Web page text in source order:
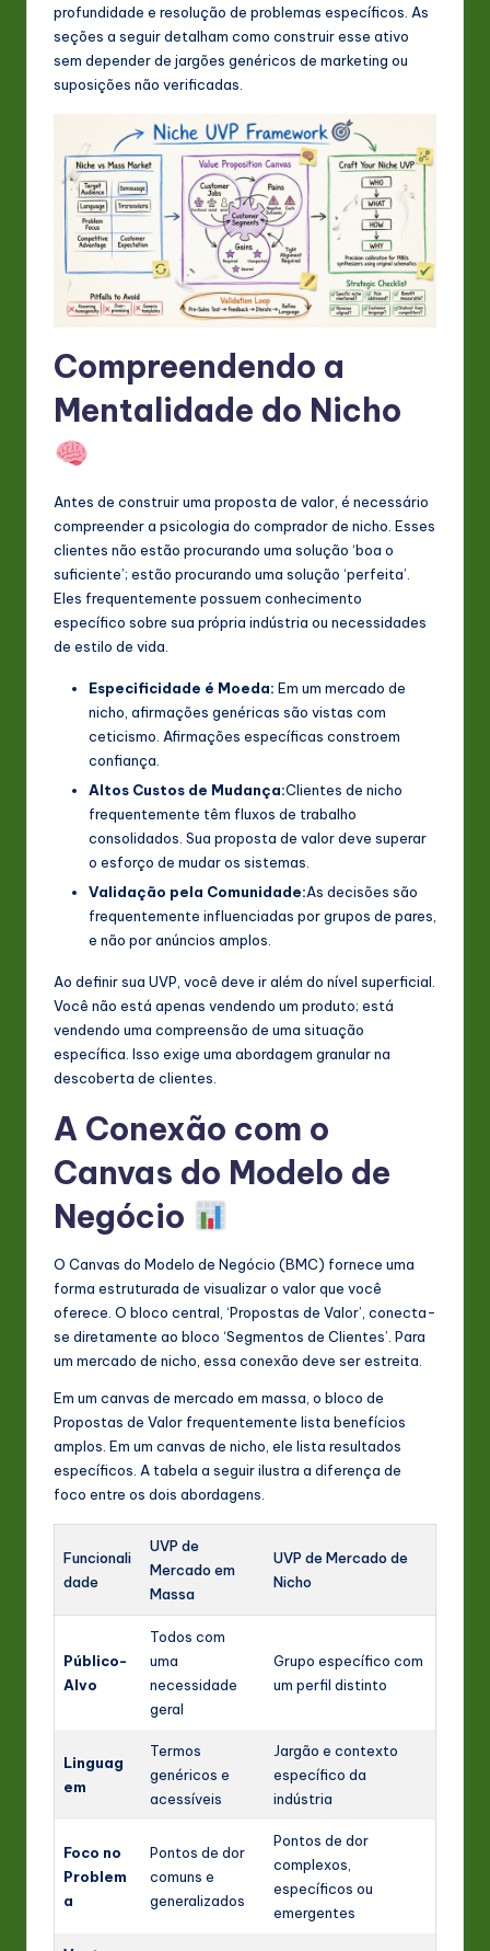
in
A
w
o
ti
profundidade e resolução de problemas específicos. As
seções a seguir detalham como construir esse ativo
sem depender de jargões genéricos de marketing ou
suposições não verificadas.
Compreendendo a
Mentalidade do Nicho
Antes de construir uma proposta de valor, é necessário
compreender a psicologia do comprador de nicho. Esses
clientes não estão procurando uma solução ‘boa o
suficiente’; estão procurando uma solução ‘perfeita’.
Eles frequentemente possuem conhecimento
específico sobre sua própria indústria ou necessidades
de estilo de vida.
Especificidade é Moeda: Em um mercado de
nicho, afirmações genéricas são vistas com
ceticismo. Afirmações específicas constroem
confiança.
Altos Custos de Mudança:Clientes de nicho
frequentemente têm fluxos de trabalho
consolidados. Sua proposta de valor deve superar
o esforço de mudar os sistemas.
Validação pela Comunidade:As decisões são
frequentemente influenciadas por grupos de pares,
e não por anúncios amplos.
Ao definir sua UVP, você deve ir além do nível superficial.
Você não está apenas vendendo um produto; está
vendendo uma compreensão de uma situação
específica. Isso exige uma abordagem granular na
descoberta de clientes.
A Conexão com o
Canvas do Modelo de
Negócio
O Canvas do Modelo de Negócio (BMC) fornece uma
forma estruturada de visualizar o valor que você
oferece. O bloco central, ‘Propostas de Valor’, conecta-
se diretamente ao bloco ‘Segmentos de Clientes’. Para
um mercado de nicho, essa conexão deve ser estreita.
Em um canvas de mercado em massa, o bloco de
Propostas de Valor frequentemente lista benefícios
amplos. Em um canvas de nicho, ele lista resultados
específicos. A tabela a seguir ilustra a diferença de
foco entre os dois abordagens.
Funcionali
dade
UVP de
Mercado em
Massa
UVP de Mercado de
Nicho
Público-
Alvo
Todos com
uma
necessidade
geral
Grupo específico com
um perfil distinto
Linguag
em
Termos
genéricos e
acessíveis
Jargão e contexto
específico da
indústria
Foco no
Problem
a
Pontos de dor
comuns e
generalizados
Pontos de dor
complexos,
específicos ou
emergentes